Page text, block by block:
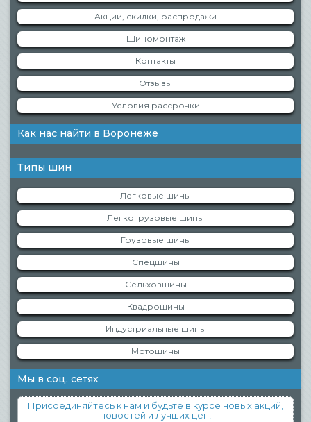
Акции, скидки, распродажи
Шиномонтаж
Контакты
Отзывы
Условия рассрочки
Как нас найти в Воронеже
Типы шин
Легковые шины
Легкогрузовые шины
Грузовые шины
Спецшины
Сельхозшины
Квадрошины
Индустриальные шины
Мотошины
Мы в соц. сетях
Присоединяйтесь к нам и будьте в курсе новых акций,
новостей и лучших цен!